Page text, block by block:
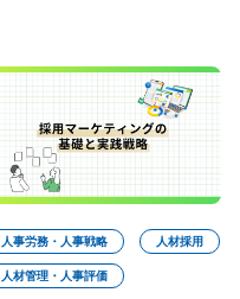
人事労務・人事戦略 人材採用
人材管理・人事評価